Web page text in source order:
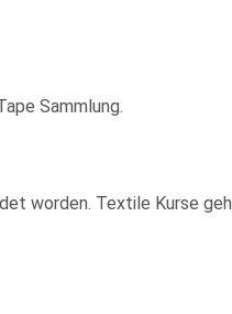
Sammlung.
worden. Textile Kurse